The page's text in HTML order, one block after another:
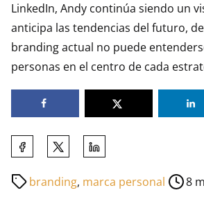
LinkedIn, Andy continúa siendo un
anticipa las tendencias del futuro,
branding actual no puede
personas en el centro de cada
Comparte
entrada
branding, marca personal
Tiempo
8